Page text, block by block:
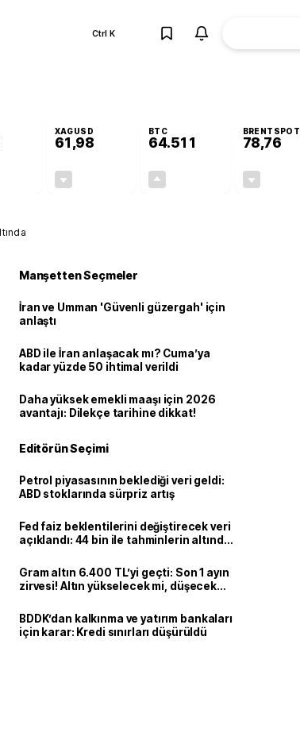
Ctrl K
XAGUSD
61,98
BTC
64.511
BRENTSPOT
78,76
Manşetten Seçmeler
İran ve Umman 'Güvenli güzergah' için
anlaştı
ABD ile İran anlaşacak mı? Cuma’ya
kadar yüzde 50 ihtimal verildi
Daha yüksek emekli maaşı için 2026
avantajı: Dilekçe tarihine dikkat!
Editörün Seçimi
Petrol piyasasının beklediği veri geldi:
ABD stoklarında sürpriz artış
Fed faiz beklentilerini değiştirecek veri
açıklandı: 44 bin ile tahminlerin altında
Gram altın 6.400 TL’yi geçti: Son 1 ayın
zirvesi! Altın yükselecek mi, düşecek
BDDK’dan kalkınma ve yatırım bankaları
için karar: Kredi sınırları düşürüldü